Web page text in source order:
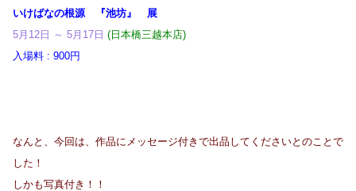
いけばなの根源 『池坊』 展
5月12日 ～ 5月17日 (日本橋三越本店)
入場料 : 900円
なんと、今回は、作品にメッセージ付きで出品してくださいとのことで
した！
しかも写真付き！！